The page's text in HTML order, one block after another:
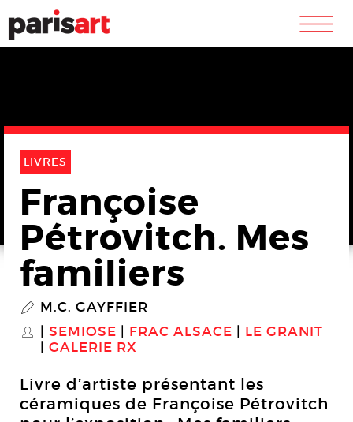
m
LIVRES
Françoise
Pétrovitch. Mes
familiers
P M.C. GAYFFIER
S SEMIOSE FRAC ALSACE
LE GRANIT
GALERIE RX
Livre d’artiste présentant les
céramiques de Françoise Pétrovitch